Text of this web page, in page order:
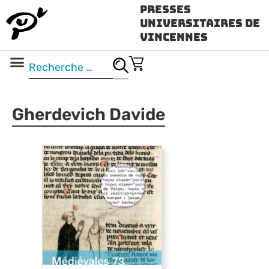
Presses
Universitaires de
Vincennes
Gherdevich Davide